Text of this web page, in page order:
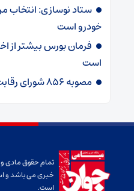
ستاد نوسازی:
خودرو است
فرمان بورس بیشتر از
است
مصوبه ۸۵۶ شورای رقابت؛ این جاده یک‌طرفه است
تمام حقوق مادی و
خبری می باشد و
است.